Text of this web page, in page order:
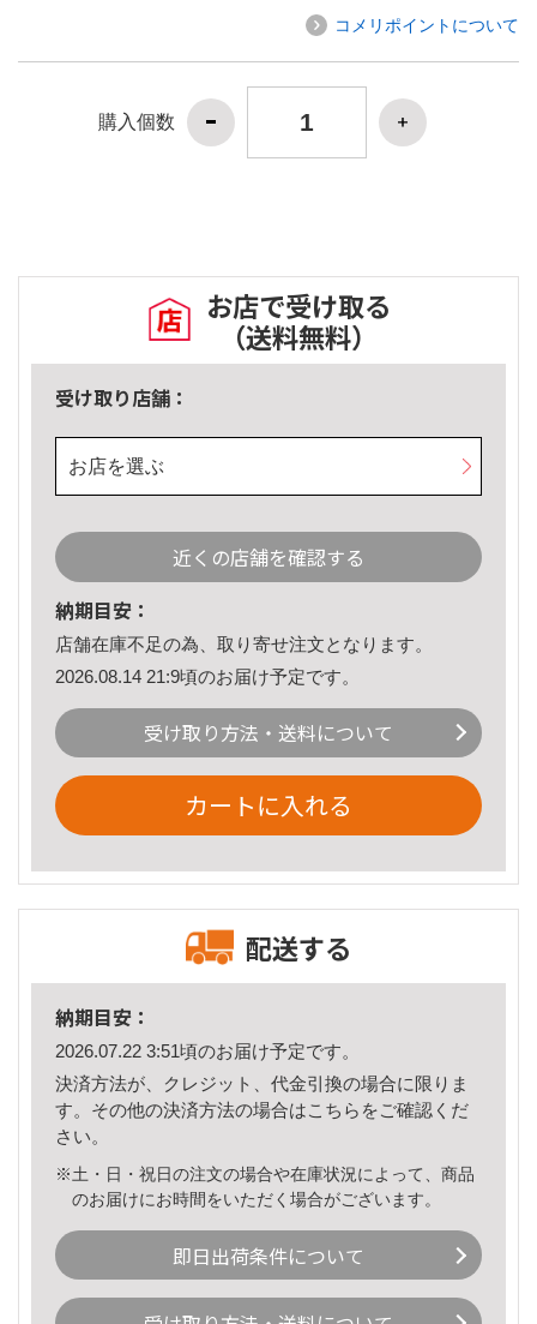
コメリポイントについて
購入個数
お店で受け取る
（送料無料）
受け取り店舗：
お店を選ぶ
近くの店舗を確認する
納期目安：
店舗在庫不足の為、取り寄せ注文となります。
2026.08.14 21:9頃のお届け予定です。
受け取り方法・送料について
カートに入れる
配送する
納期目安：
2026.07.22 3:51頃のお届け予定です。
決済方法が、クレジット、代金引換の場合に限りま
す。その他の決済方法の場合はこちら をご確認くだ
さい。
※土・日・祝日の注文の場合や在庫状況によって、商品
のお届けにお時間をいただく場合がございます。
即日出荷条件について